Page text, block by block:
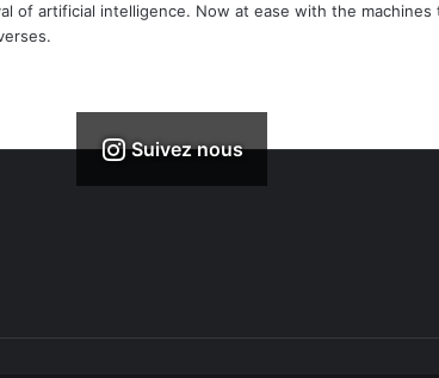
of artificial intelligence. Now at ease with the
Suivez nous